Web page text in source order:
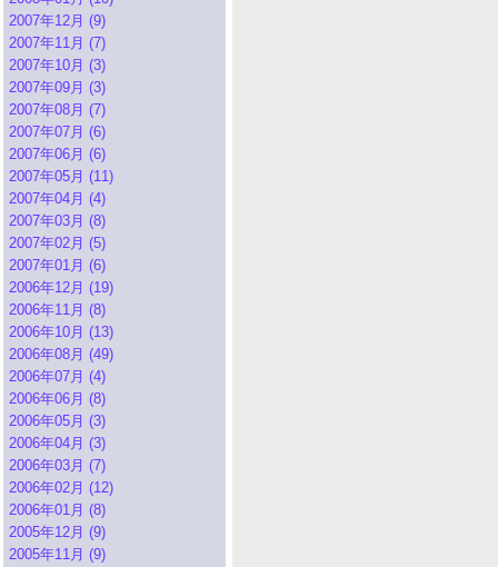
2007年12月 (9)
2007年11月 (7)
2007年10月 (3)
2007年09月 (3)
2007年08月 (7)
2007年07月 (6)
2007年06月 (6)
2007年05月 (11)
2007年04月 (4)
2007年03月 (8)
2007年02月 (5)
2007年01月 (6)
2006年12月 (19)
2006年11月 (8)
2006年10月 (13)
2006年08月 (49)
2006年07月 (4)
2006年06月 (8)
2006年05月 (3)
2006年04月 (3)
2006年03月 (7)
2006年02月 (12)
2006年01月 (8)
2005年12月 (9)
2005年11月 (9)